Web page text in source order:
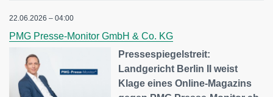
22.06.2026 – 04:00
PMG Presse-Monitor GmbH & Co. KG
Pressespiegelstreit:
Landgericht Berlin II weist
Klage eines Online-Magazins